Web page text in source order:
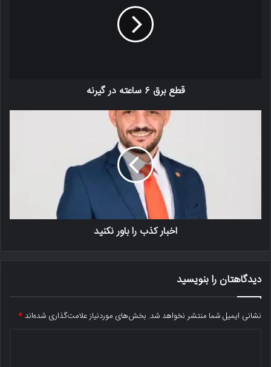
قطع برق ۶ ساعته در گیرنه
اخبار کذب را باور نکنید
دیدگاهتان را بنویسید
نشانی ایمیل شما منتشر نخواهد شد. بخش‌های موردنیاز علامت‌گذاری شده‌اند*